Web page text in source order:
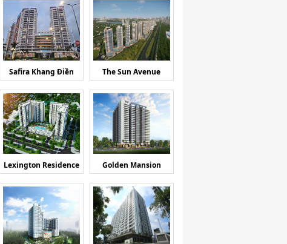
Safira Khang Điền The Sun Avenue
Lexington Residence Golden Mansion